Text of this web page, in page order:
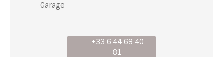
Garage
+33 6 44 69 40
81